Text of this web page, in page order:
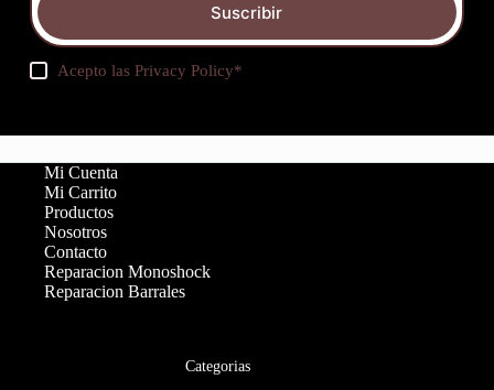
Suscribir
Acepto lasPrivacy Policy*
Mi Cuenta
Mi Carrito
Productos
Nosotros
Contacto
Reparacion Monoshock
Reparacion Barrales
Categorias